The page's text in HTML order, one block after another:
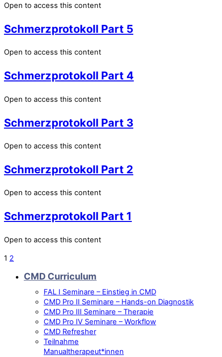
Open to access this content
Schmerzprotokoll Part 5
Open to access this content
Schmerzprotokoll Part 4
Open to access this content
Schmerzprotokoll Part 3
Open to access this content
Schmerzprotokoll Part 2
Open to access this content
Schmerzprotokoll Part 1
Open to access this content
1 2
CMD Curriculum
FAL I Seminare – Einstieg in CMD
CMD Pro II Seminare – Hands-on Diagnostik
CMD Pro III Seminare – Therapie
CMD Pro IV Seminare – Workflow
CMD Refresher
Teilnahme
Manualtherapeut*innen